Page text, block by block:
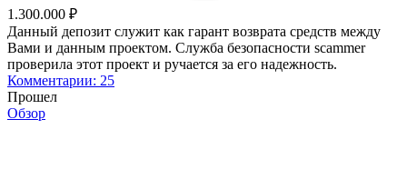
1.300.000 ₽
Данный депозит служит как гарант возврата средств между
Вами и данным проектом. Служба безопасности scammer
проверила этот проект и ручается за его надежность.
Комментарии: 25
Прошел
Обзор